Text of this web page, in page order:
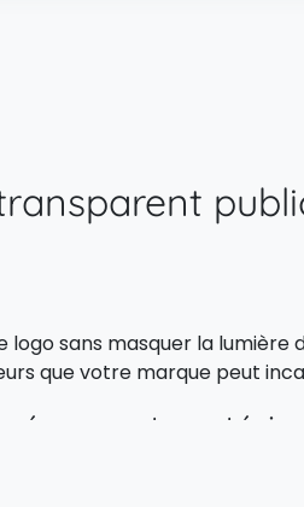
sans masquer la lumière
que votre marque peut
transparent avec logo
réelle utilité à vos